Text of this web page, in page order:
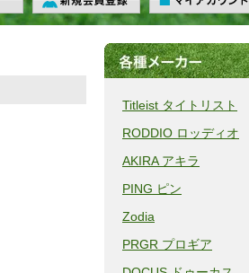
Titleist タイトリスト
RODDIO ロッディオ
AKIRA アキラ
PING ピン
Zodia
PRGR プロギア